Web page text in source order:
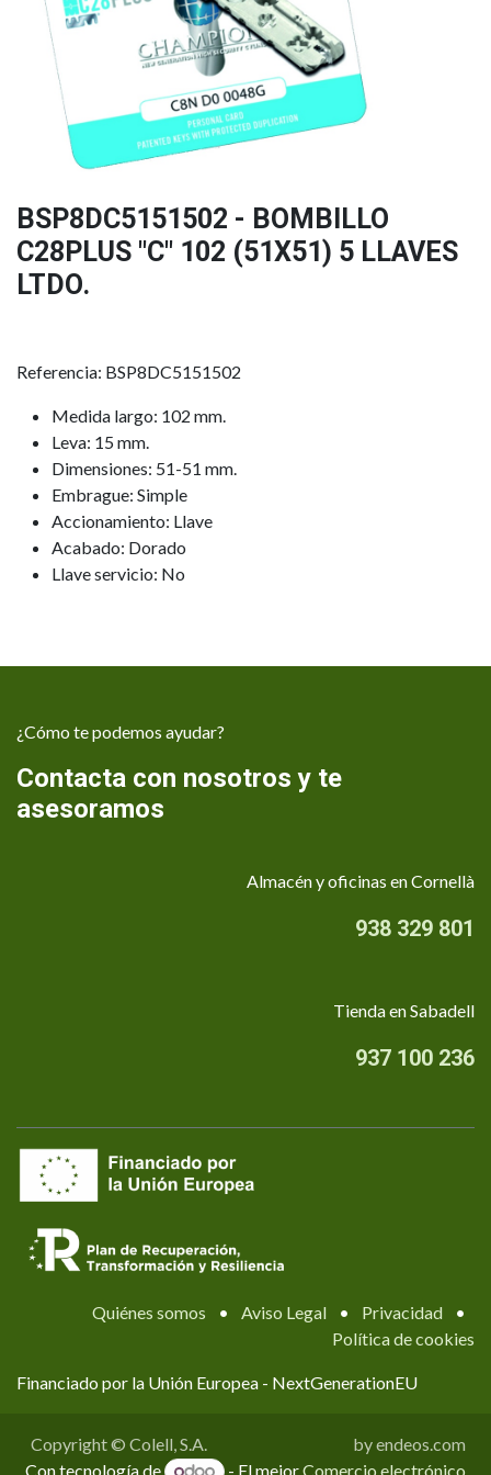
BSP8DC5151502 - BOMBILLO
C28PLUS "C" 102 (51X51) 5 LLAVES
LTDO.
Referencia: BSP8DC5151502
Medida largo: 102 mm.
Leva: 15 mm.
Dimensiones: 51-51 mm.
Embrague: Simple
Accionamiento: Llave
Acabado: Dorado
Llave servicio: No
¿Cómo te podemos ayudar?
Contacta con nosotros y te
asesoramos
Almacén y oficinas en Cornellà
938 329 801
Tienda en Sabadell
937 100 236
Quiénes somos • Aviso Legal • Privacidad
•
Política de cookies
Financiado por la Unión Europea - NextGenerationEU
Copyright © Colell, S.A.
by endeos.com
Con tecnología de
- El mejorComercio electrónico